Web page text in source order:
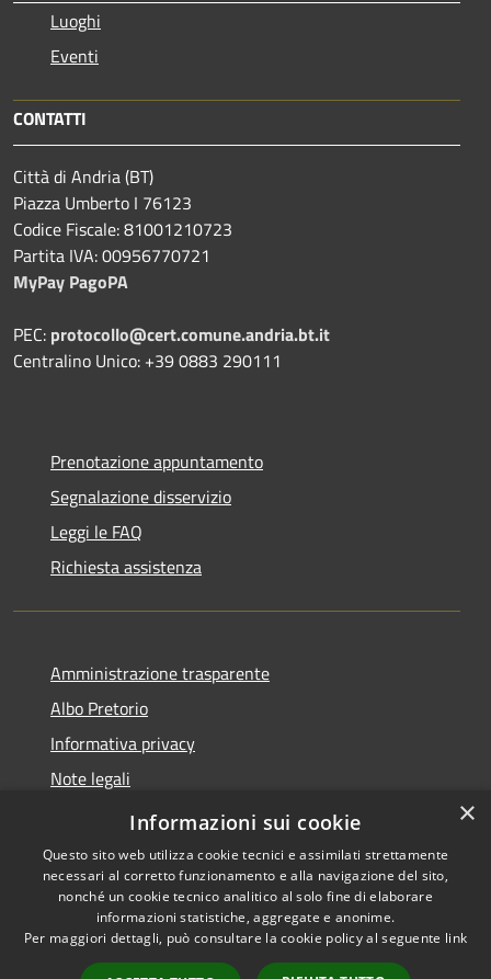
Luoghi
Eventi
CONTATTI
Città di Andria (BT)
Piazza Umberto I 76123
Codice Fiscale: 81001210723
Partita IVA: 00956770721
MyPay PagoPA
PEC: protocollo@cert.comune.andria.bt.it
Centralino Unico: +39 0883 290111
Prenotazione appuntamento
Segnalazione disservizio
Leggi le FAQ
Richiesta assistenza
Amministrazione trasparente
Albo Pretorio
Informativa privacy
Note legali
Dichiarazione di accessibilità
Accessibilità
Copyright © 2026 • Città di
Andria • Powered by
×
Informazioni sui cookie
Questo sito web utilizza cookie tecnici e assimilati strettamente
necessari al corretto funzionamento e alla navigazione del sito,
nonché un cookie tecnico analitico al solo fine di elaborare
informazioni statistiche, aggregate e anonime.
Per maggiori dettagli, può consultare la cookie policy al seguente link